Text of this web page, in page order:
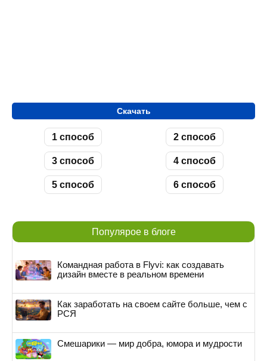
Скачать
1 способ 2 способ
3 способ 4 способ
5 способ 6 способ
Популярое в блоге
Командная работа в Flyvi: как создавать
дизайн вместе в реальном времени
Как заработать на своем сайте больше, чем с
РСЯ
Смешарики — мир добра, юмора и мудрости